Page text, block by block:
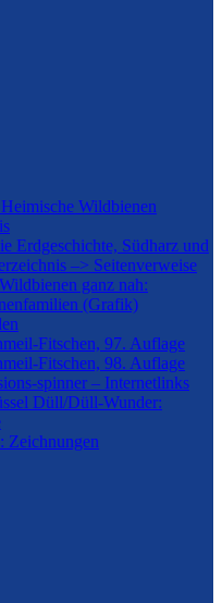
Wildbienen
Erdgeschichte, Südharz und
–> Seitenverweise
ganz nah:
(Grafik)
Fitschen, 97. Auflage
Fitschen, 98. Auflage
spinner – Internetlinks
Düll/Düll-Wunder:
Zeichnungen